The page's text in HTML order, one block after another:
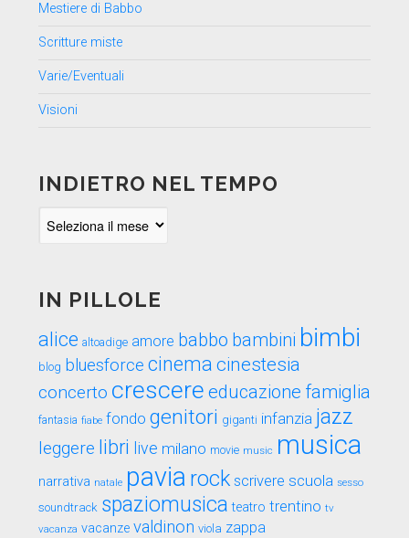
Mestiere di Babbo
Scritture miste
Varie/Eventuali
Visioni
INDIETRO NEL TEMPO
IN PILLOLE
alice altoadige amore babbo bambini bimbi
blog bluesforce cinema cinestesia
concerto crescere educazione famiglia
fantasia fiabe fondo genitori giganti infanzia jazz
leggere libri live milano movie music musica
narrativa natale pavia rock scrivere scuola sesso
soundtrack spaziomusica teatro trentino tv
vacanza vacanze valdinon viola zappa